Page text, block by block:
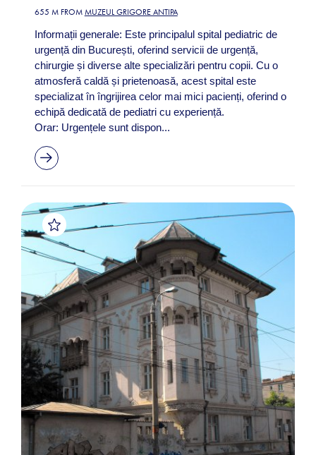
655 M FROM MUZEUL GRIGORE ANTIPA
Informații generale: Este principalul spital pediatric de
urgență din București, oferind servicii de urgență,
chirurgie și diverse alte specializări pentru copii. Cu o
atmosferă caldă și prietenoasă, acest spital este
specializat în îngrijirea celor mai mici pacienți, oferind o
echipă dedicată de pediatri cu experiență.
Orar: Urgențele sunt dispon...